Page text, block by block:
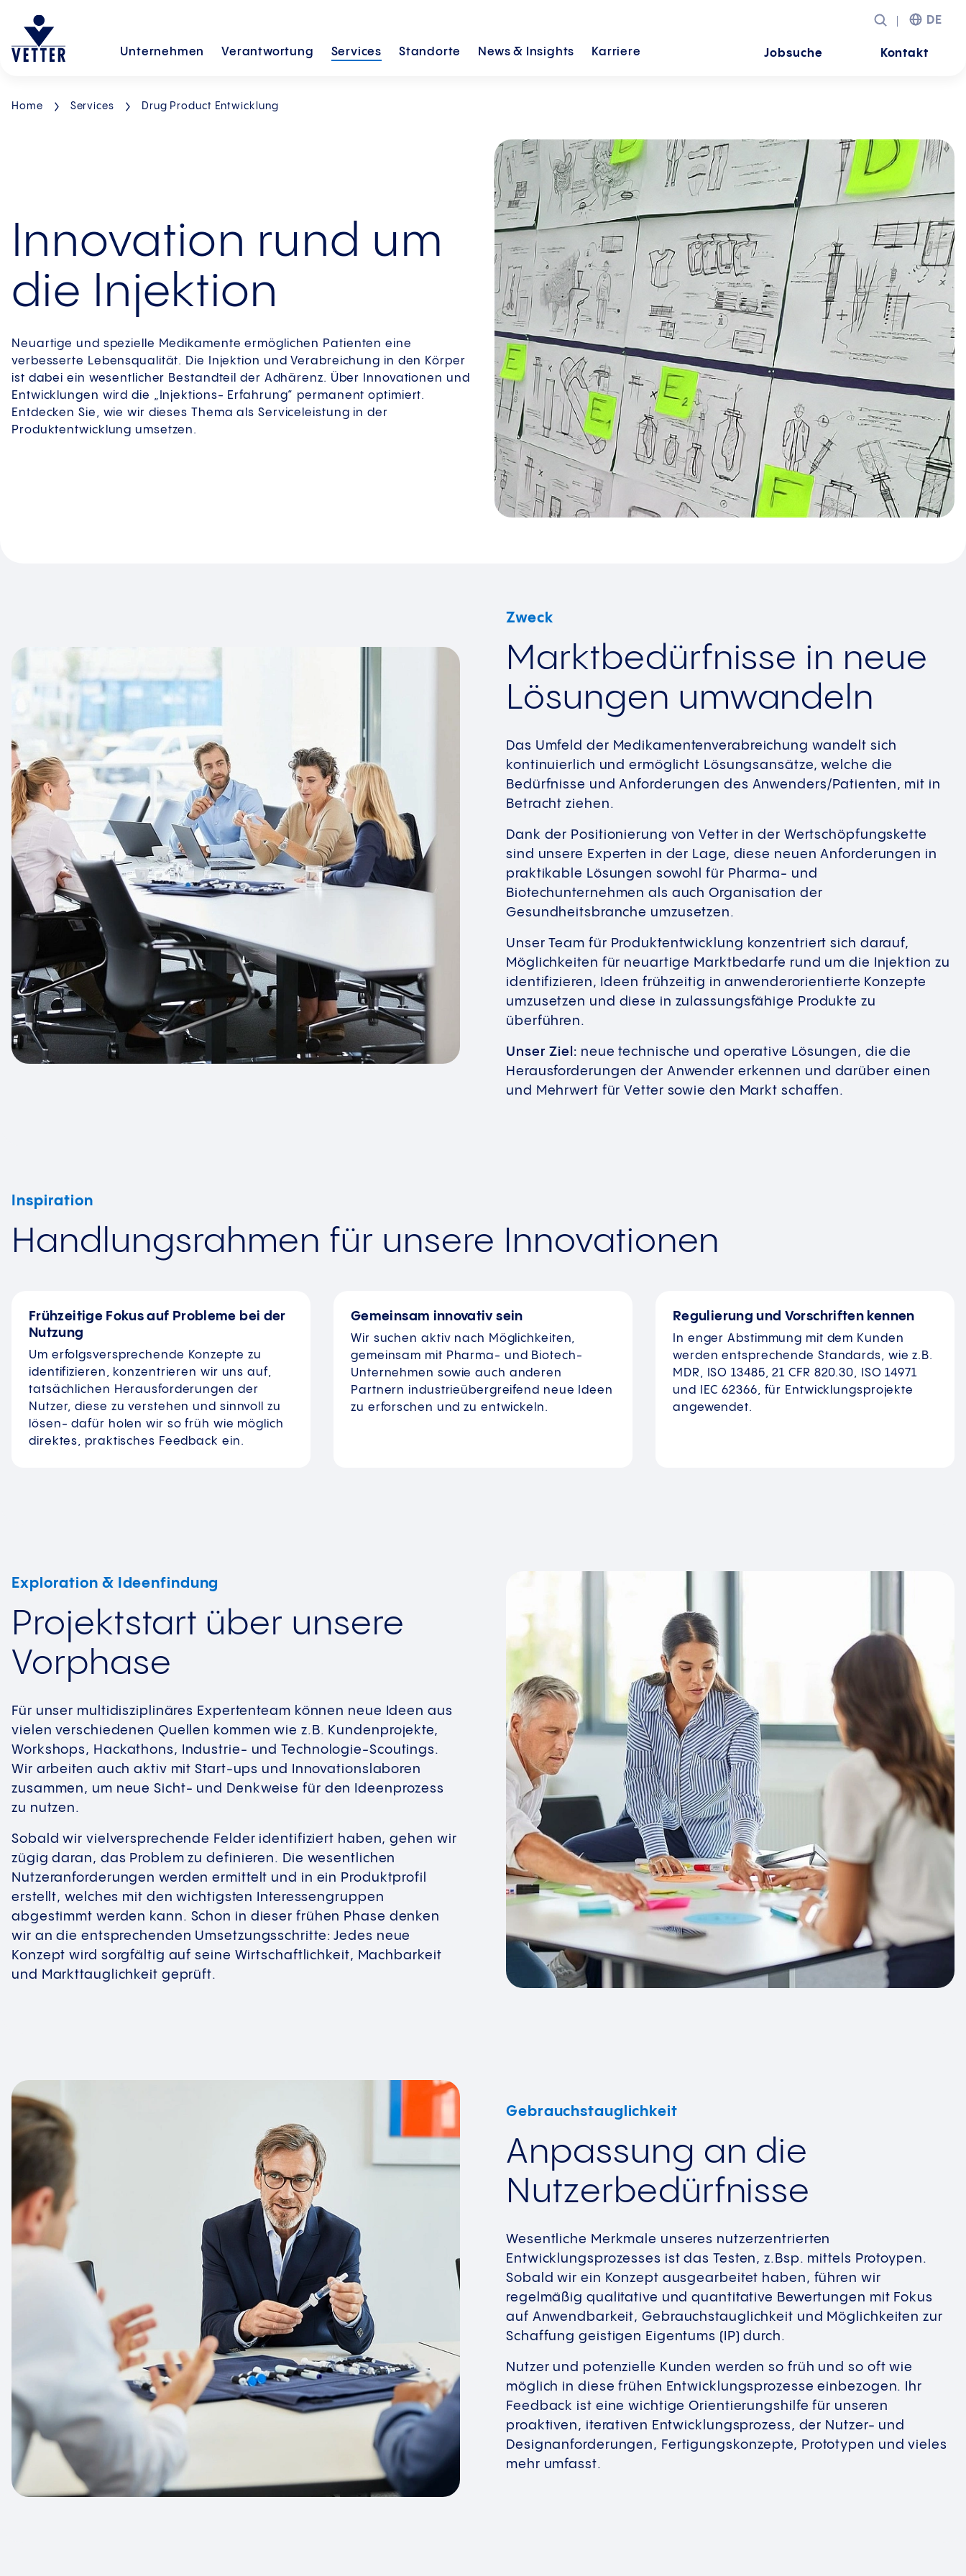
Unternehmen Verantwortung Services Standorte News & Insights Karriere
DE
Jobsuche Kontakt
Home Services Drug Product Entwicklung
Innovation rund um
die Injektion
Neuartige und spezielle Medikamente ermöglichen Patienten eine
verbesserte Lebensqualität. Die Injektion und Verabreichung in den Körper
ist dabei ein wesentlicher Bestandteil der Adhärenz. Über Innovationen und
Entwicklungen wird die „Injektions- Erfahrung“ permanent optimiert.
Entdecken Sie, wie wir dieses Thema als Serviceleistung in der
Produktentwicklung umsetzen.
Zweck
Marktbedürfnisse in neue
Lösungen umwandeln
Das Umfeld der Medikamentenverabreichung wandelt sich
kontinuierlich und ermöglicht Lösungsansätze, welche die
Bedürfnisse und Anforderungen des Anwenders/Patienten, mit in
Betracht ziehen.
Dank der Positionierung von Vetter in der Wertschöpfungskette
sind unsere Experten in der Lage, diese neuen Anforderungen in
praktikable Lösungen sowohl für Pharma- und
Biotechunternehmen als auch Organisation der
Gesundheitsbranche umzusetzen.
Unser Team für Produktentwicklung konzentriert sich darauf,
Möglichkeiten für neuartige Marktbedarfe rund um die Injektion zu
identifizieren, Ideen frühzeitig in anwenderorientierte Konzepte
umzusetzen und diese in zulassungsfähige Produkte zu
überführen.
Unser Ziel: neue technische und operative Lösungen, die die
Herausforderungen der Anwender erkennen und darüber einen
und Mehrwert für Vetter sowie den Markt schaffen.
Inspiration
Handlungsrahmen für unsere Innovationen
Frühzeitige Fokus auf Probleme bei der
Nutzung
Um erfolgsversprechende Konzepte zu
identifizieren, konzentrieren wir uns auf,
tatsächlichen Herausforderungen der
Nutzer, diese zu verstehen und sinnvoll zu
lösen- dafür holen wir so früh wie möglich
direktes, praktisches Feedback ein.
Gemeinsam innovativ sein
Wir suchen aktiv nach Möglichkeiten,
gemeinsam mit Pharma- und Biotech-
Unternehmen sowie auch anderen
Partnern industrieübergreifend neue Ideen
zu erforschen und zu entwickeln.
Regulierung und Vorschriften kennen
In enger Abstimmung mit dem Kunden
werden entsprechende Standards, wie z.B.
MDR, ISO 13485, 21 CFR 820.30, ISO 14971
und IEC 62366, für Entwicklungsprojekte
angewendet.
Exploration & Ideenfindung
Projektstart über unsere
Vorphase
Für unser multidisziplinäres Expertenteam können neue Ideen aus
vielen verschiedenen Quellen kommen wie z.B. Kundenprojekte,
Workshops, Hackathons, Industrie- und Technologie-Scoutings.
Wir arbeiten auch aktiv mit Start-ups und Innovationslaboren
zusammen, um neue Sicht- und Denkweise für den Ideenprozess
zu nutzen.
Sobald wir vielversprechende Felder identifiziert haben, gehen wir
zügig daran, das Problem zu definieren. Die wesentlichen
Nutzeranforderungen werden ermittelt und in ein Produktprofil
erstellt, welches mit den wichtigsten Interessengruppen
abgestimmt werden kann. Schon in dieser frühen Phase denken
wir an die entsprechenden Umsetzungsschritte: Jedes neue
Konzept wird sorgfältig auf seine Wirtschaftlichkeit, Machbarkeit
und Markttauglichkeit geprüft.
Gebrauchstauglichkeit
Anpassung an die
Nutzerbedürfnisse
Wesentliche Merkmale unseres nutzerzentrierten
Entwicklungsprozesses ist das Testen, z.Bsp. mittels Protoypen.
Sobald wir ein Konzept ausgearbeitet haben, führen wir
regelmäßig qualitative und quantitative Bewertungen mit Fokus
auf Anwendbarkeit, Gebrauchstauglichkeit und Möglichkeiten zur
Schaffung geistigen Eigentums (IP) durch.
Nutzer und potenzielle Kunden werden so früh und so oft wie
möglich in diese frühen Entwicklungsprozesse einbezogen. Ihr
Feedback ist eine wichtige Orientierungshilfe für unseren
proaktiven, iterativen Entwicklungsprozess, der Nutzer- und
Designanforderungen, Fertigungskonzepte, Prototypen und vieles
mehr umfasst.